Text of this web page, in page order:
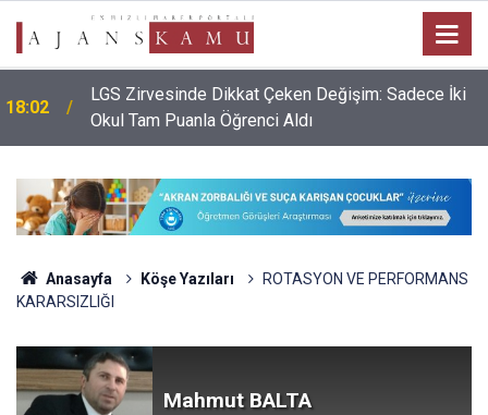
18:02
LGS Zirvesinde Dikkat Çeken Değişim: Sadece İki
Okul Tam Puanla Öğrenci Aldı
Anasayfa Köşe Yazıları
ROTASYON VE PERFORMANS
KARARSIZLIĞI
Mahmut BALTA